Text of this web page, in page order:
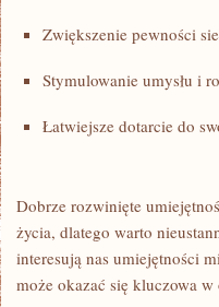
Zwiększenie pewności
Stymulowanie⁢ umysłu i
Łatwiejsze ⁤dotarcie do
Dobrze rozwinięte
życia, dlatego warto
interesują nas umiejętności
może okazać się ​kluczowa